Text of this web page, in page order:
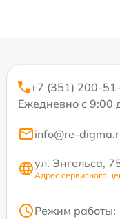
+7 (351) 200-
Ежедневно с 9:00
info@re-
ул. Энгельса,
Адрес сервисного
Режим работы: